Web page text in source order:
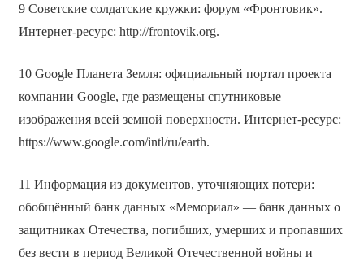
9 Советские солдатские кружки: форум «Фронтовик».
Интернет-ресурс: http://frontovik.org.
10 Google Планета Земля: официальный портал проекта
компании Google, где размещены спутниковые
изображения всей земной поверхности. Интернет-ресурс:
https://www.google.com/intl/ru/earth.
11 Информация из документов, уточняющих потери:
обобщённый банк данных «Мемориал» — банк данных о
защитниках Отечества, погибших, умерших и пропавших
без вести в период Великой Отечественной войны и